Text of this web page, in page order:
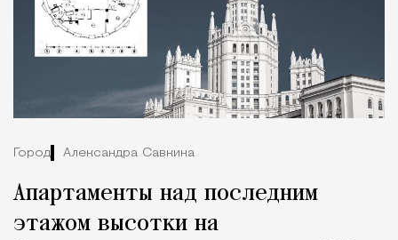
Город Александра Савкина
Апартаменты над последним
этажом высотки на